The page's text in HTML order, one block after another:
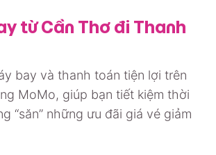
từ Cần Thơ đi Thanh
bay và thanh toán tiện lợi trên
MoMo, giúp bạn tiết kiệm thời
“săn” những ưu đãi giá vé giảm